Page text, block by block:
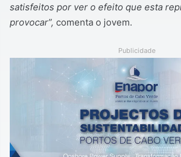
satisfeitos por ver o efeito que esta
provocar”, comenta o jovem.
Publicidade